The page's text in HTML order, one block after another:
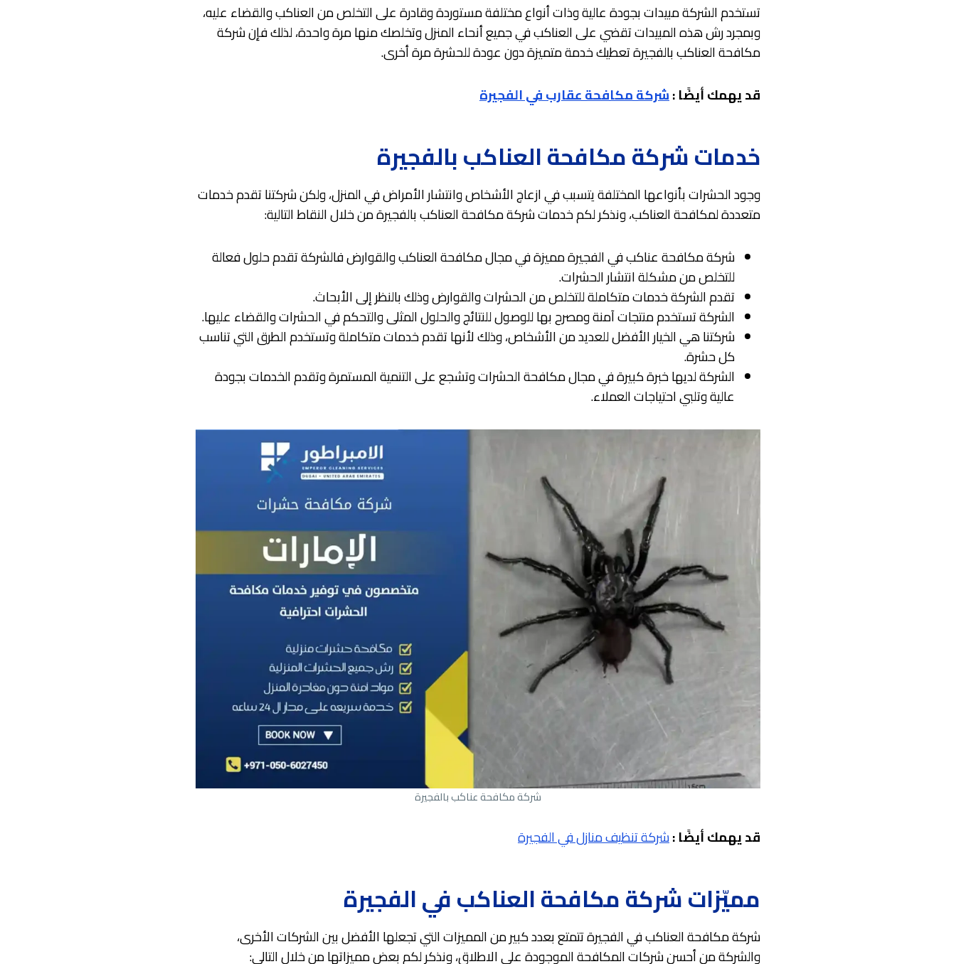
تستخدم الشركة مبيدات بجودة عالية وذات أنواع مختلفة مستوردة وقادرة على التخلص من العناكب والقضاء عليه،
وبمجرد رش هذه المبيدات تقضي على العناكب في جميع أنحاء المنزل وتخلصك منها مرة واحدة، لذلك فإن شركة
مكافحة العناكب بالفجيرة تعطيك خدمة متميزة دون عودة للحشرة مرة أخرى.
قد يهمك أيضًا :شركة مكافحة عقارب في الفجيرة
خدمات شركة مكافحة العناكب بالفجيرة
وجود الحشرات بأنواعها المختلفة يتسبب في ازعاج الأشخاص وانتشار الأمراض في المنزل، ولكن شركتنا تقدم خدمات
متعددة لمكافحة العناكب، ونذكر لكم خدمات شركة مكافحة العناكب بالفجيرة من خلال النقاط التالية:
شركة مكافحة عناكب في الفجيرة مميزة في مجال مكافحة العناكب والقوارض فالشركة تقدم حلول فعالة
للتخلص من مشكلة انتشار الحشرات.
تقدم الشركة خدمات متكاملة للتخلص من الحشرات والقوارض وذلك بالنظر إلى الأبحاث.
الشركة تستخدم منتجات آمنة ومصرح بها للوصول للنتائج والحلول المثلى والتحكم في الحشرات والقضاء عليها.
شركتنا هي الخيار الأفضل للعديد من الأشخاص، وذلك لأنها تقدم خدمات متكاملة وتستخدم الطرق التي تناسب
كل حشرة.
الشركة لديها خبرة كبيرة في مجال مكافحة الحشرات وتشجع على التنمية المستمرة وتقدم الخدمات بجودة
عالية وتلبي احتياجات العملاء.
شركة مكافحة عناكب بالفجيرة
قد يهمك أيضًا :شركة تنظيف منازل في الفجيرة
مميّزات شركة مكافحة العناكب في الفجيرة
شركة مكافحة العناكب في الفجيرة تتمتع بعدد كبير من المميزات التي تجعلها الأفضل بين الشركات الأخرى،
والشركة من أحسن شركات المكافحة الموجودة على الاطلاق، ونذكر لكم بعض مميزاتها من خلال التالي: